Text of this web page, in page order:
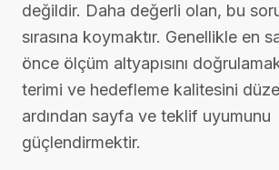
değildir. Daha değerli olan, bu
sırasına koymaktır. Genellikle en
önce ölçüm altyapısını
terimi ve hedefleme kalitesini
ardından sayfa ve teklif uyumunu
güçlendirmektir.